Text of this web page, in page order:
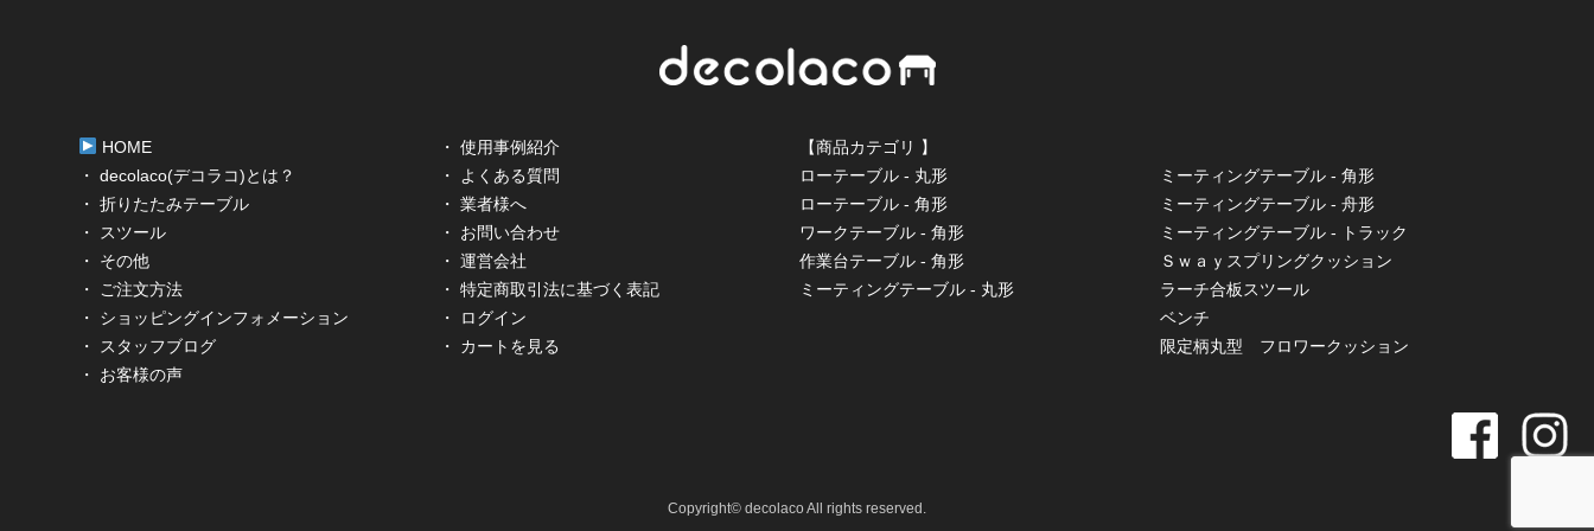
HOME
・ decolaco(デコラコ)とは？
・ 折りたたみテーブル
・ スツール
・ その他
・ ご注文方法
・ ショッピングインフォメーション
・ スタッフブログ
・ お客様の声
・ 使用事例紹介
・ よくある質問
・ 業者様へ
・ お問い合わせ
・ 運営会社
・ 特定商取引法に基づく表記
・ ログイン
・ カートを見る
【商品カテゴリ 】
ローテーブル - 丸形
ローテーブル - 角形
ワークテーブル - 角形
作業台テーブル - 角形
ミーティングテーブル - 丸形
ミーティングテーブル - 角形
ミーティングテーブル - 舟形
ミーティングテーブル - トラック
Ｓｗａｙスプリングクッション
ラーチ合板スツール
ベンチ
限定柄丸型 フロワークッション
Copyright© decolaco All rights reserved.